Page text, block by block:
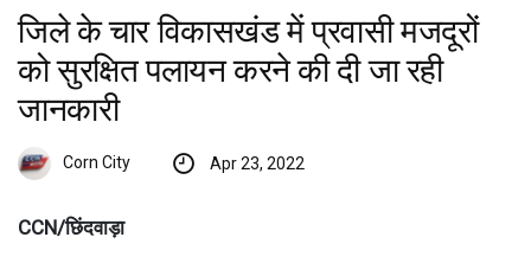
जिले के चार विकासखंड में प्रवासी मजदूरों
को सुरक्षित पलायन करने की दी जा रही
जानकारी
Corn City Apr 23, 2022
CCN/छिंदवाड़ा